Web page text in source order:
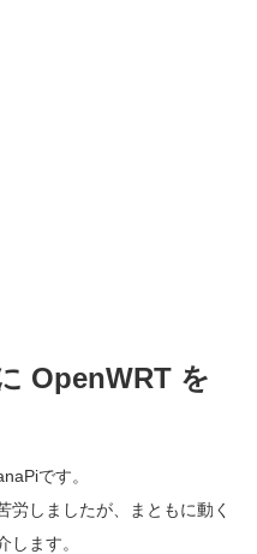
OpenWRT を
です。
労しましたが、まともに動く
します。